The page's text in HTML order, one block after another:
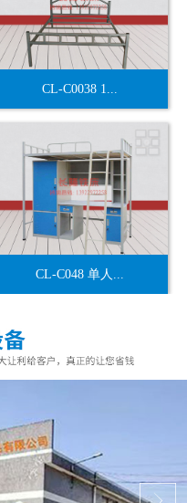
CL-C0038 1...
CL-C048 单人...